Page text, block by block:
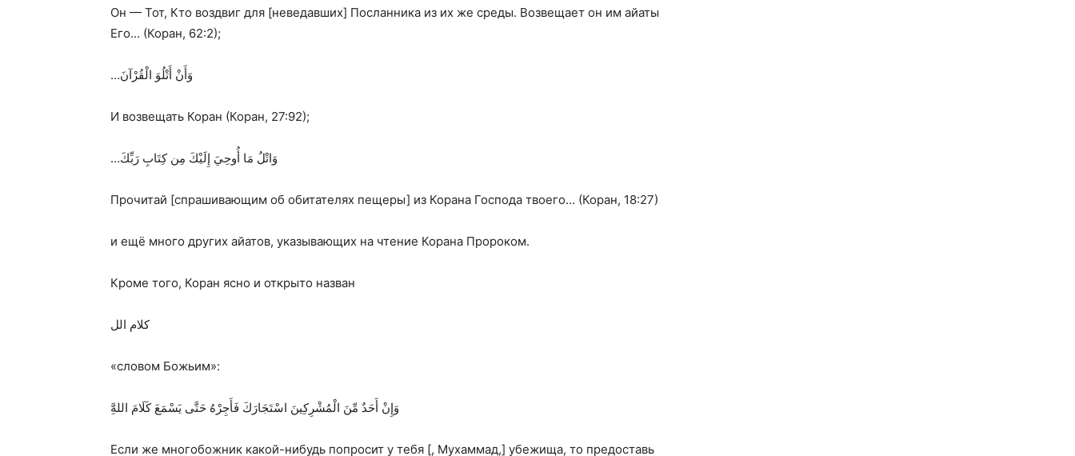
Он — Тот, Кто воздвиг для [неведавших] Посланника из их же среды. Возвещает он им айаты
Его… (Коран, 62:2);
…وَأَنْ أَتْلُوَ الْقُرْآنَ
И возвещать Коран (Коран, 27:92);
…وَاتْلُ مَا أُوحِيَ إِلَيْكَ مِن كِتَابِ رَبِّكَ
Прочитай [спрашивающим об обитателях пещеры] из Корана Господа твоего… (Коран, 18:27)
и ещё много других айатов, указывающих на чтение Корана Пророком.
Кроме того, Коран ясно и открыто назван
کلام الل
«словом Божьим»:
وَإِنْ أَحَدٌ مِّنَ الْمُشْرِكِينَ اسْتَجَارَكَ فَأَجِرْهُ حَتَّى يَسْمَعَ كَلَامَ اللهَِّ
Если же многобожник какой-нибудь попросит у тебя [, Мухаммад,] убежища, то предоставь